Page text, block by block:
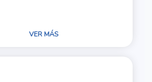
VER MÁS